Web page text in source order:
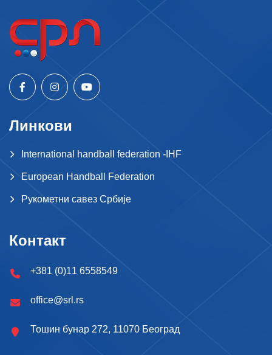
Линкови
International handball federation -IHF
European Handball Federation
Рукометни савез Србије
Контакт
+381 (0)11 6558549
office@srl.rs
Тошин бунар 272, 11070 Београд